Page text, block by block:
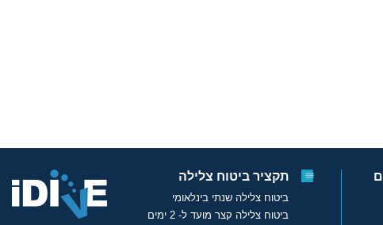
תקציר ביטוח צלילה
ביטוח צלילה שנתי בינלאומי
ביטוח צלילה קצר מועד ל- 2 ימים